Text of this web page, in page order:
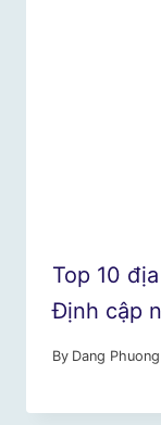
Top 10
Định cập
By Dang Phuong